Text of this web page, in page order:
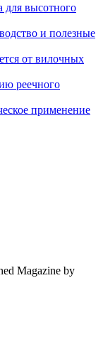
для высотного
и полезные
от вилочных
реечного
применение
Magazine by